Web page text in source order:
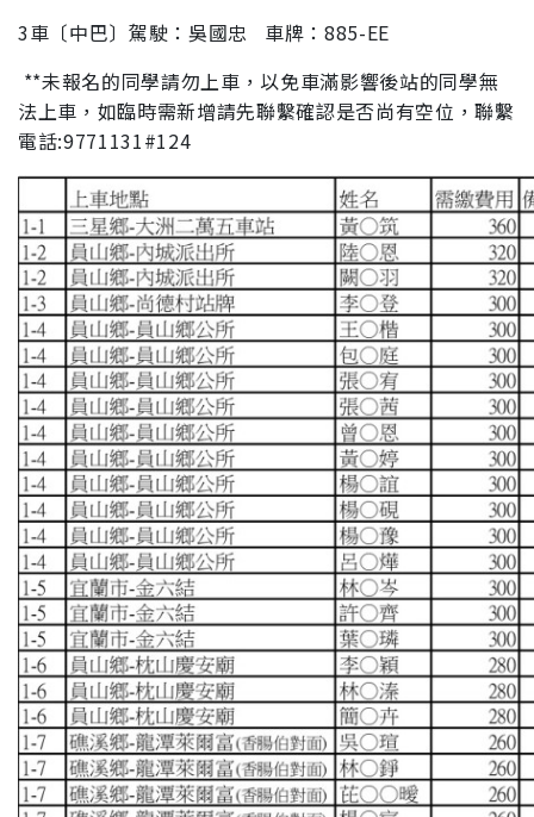
3車〔中巴〕 駕駛：吳國忠 車牌：885-EE
**未報名的同學請勿上車，以免車滿影響後站的同學無
法上車，如臨時需新增請先聯繫確認是否尚有空位，聯繫
電話:9771131#124